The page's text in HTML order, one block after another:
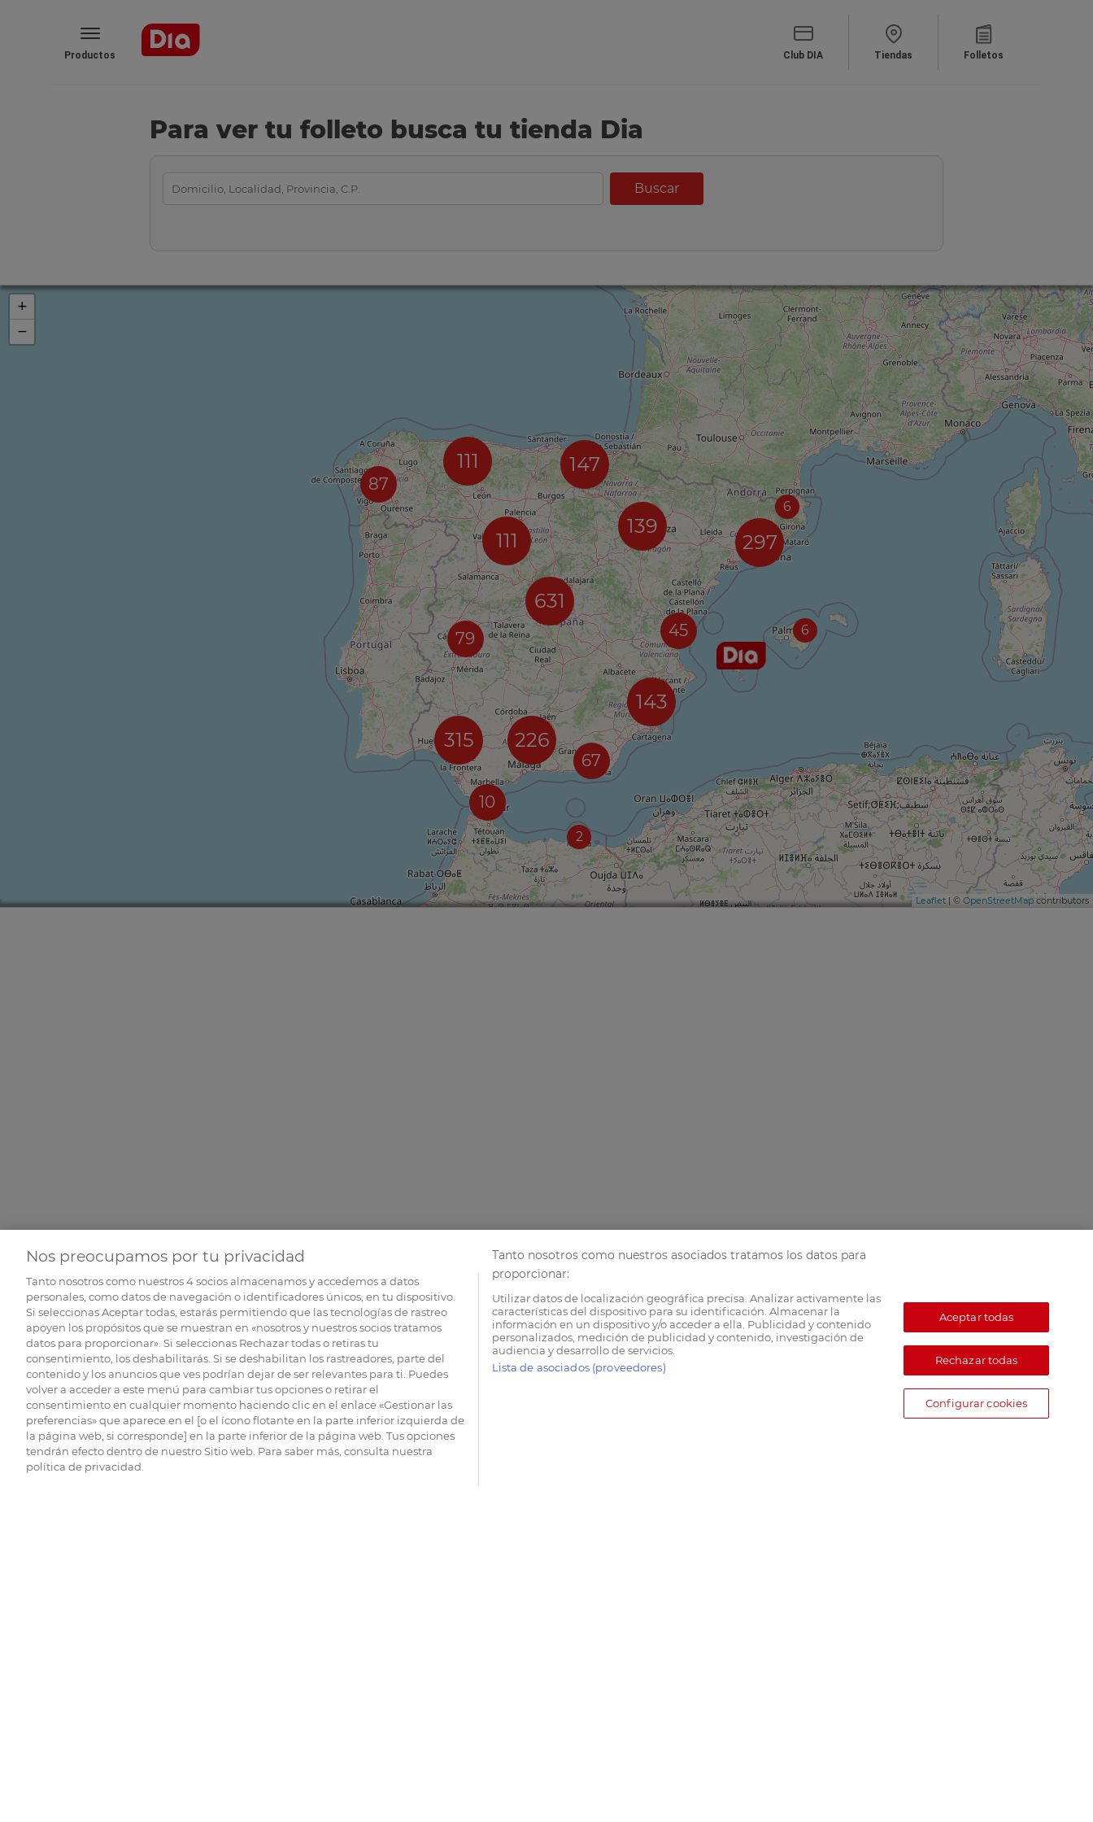
Productos Club DIA Tiendas Folletos
Para ver tu folleto busca tu tienda Dia
87
111 147
2
6
111
79
631
10
226
315
6
139
297
67
45
143
+
−
Leaflet | © OpenStreetMapcontributors
Nos preocupamos por tu privacidad
Tanto nosotros como nuestros4socios almacenamos y accedemos a datos
personales, como datos de navegación o identificadores únicos, en tu dispositivo.
Si seleccionas Aceptar todas, estarás permitiendo que las tecnologías de rastreo
apoyen los propósitos que se muestran en «nosotros y nuestros socios tratamos
datos para proporcionar». Si seleccionas Rechazar todas o retiras tu
consentimiento, los deshabilitarás. Si se deshabilitan los rastreadores, parte del
contenido y los anuncios que ves podrían dejar de ser relevantes para ti. Puedes
volver a acceder a este menú para cambiar tus opciones o retirar el
consentimiento en cualquier momento haciendo clic en el enlace «Gestionar las
preferencias» que aparece en el [o el ícono flotante en la parte inferior izquierda de
la página web, si corresponde] en la parte inferior de la página web. Tus opciones
tendrán efecto dentro de nuestro Sitio web. Para saber más, consulta nuestra
política de privacidad.
Tanto nosotros como nuestros asociados tratamos los datos para
proporcionar:
Utilizar datos de localización geográfica precisa. Analizar activamente las
características del dispositivo para su identificación. Almacenar la
información en un dispositivo y/o acceder a ella. Publicidad y contenido
personalizados, medición de publicidad y contenido, investigación de
audiencia y desarrollo de servicios.
Lista de asociados (proveedores)
Aceptar todas
Rechazar todas
Configurar cookies